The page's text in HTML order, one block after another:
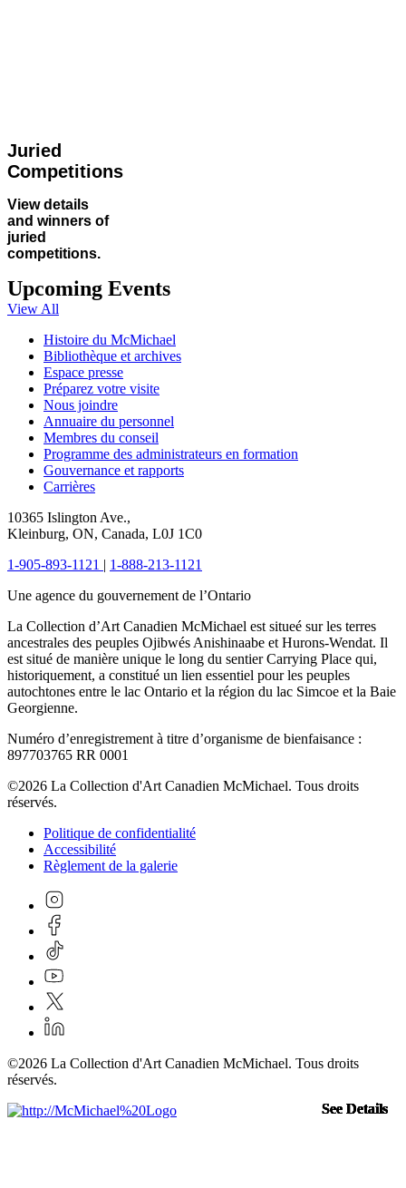
See Details
See Details
See Details
See Details
See Details
Juried
Competitions
View details
and winners of
juried
competitions.
See Details
Upcoming Events
View All
Histoire du McMichael
Bibliothèque et archives
Espace presse
Préparez votre visite
Nous joindre
Annuaire du personnel
Membres du conseil
Programme des administrateurs en formation
Gouvernance et rapports
Carrières
10365 Islington Ave.,
Kleinburg, ON, Canada, L0J 1C0
1-905-893-1121 | 1-888-213-1121
Une agence du gouvernement de l’Ontario
La Collection d’Art Canadien McMichael est situeé sur les terres
ancestrales des peuples Ojibwés Anishinaabe et Hurons-Wendat. Il
est situé de manière unique le long du sentier Carrying Place qui,
historiquement, a constitué un lien essentiel pour les peuples
autochtones entre le lac Ontario et la région du lac Simcoe et la Baie
Georgienne.
Numéro d’enregistrement à titre d’organisme de bienfaisance :
897703765 RR 0001
©2026 La Collection d'Art Canadien McMichael. Tous droits
réservés.
Politique de confidentialité
Accessibilité
Règlement de la galerie
©2026 La Collection d'Art Canadien McMichael. Tous droits
réservés.